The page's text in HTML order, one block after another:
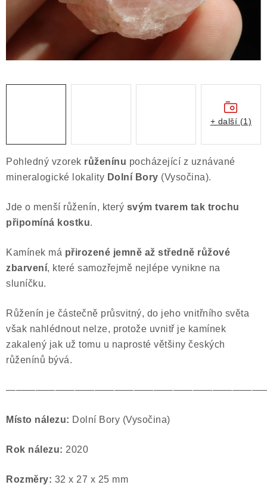
Obchodní podmínky
Podmínky ochrany osobních údajů
Poučení o právu na odstoupení od smlouvy
Puncovní značky
Výkup minerálů a drahých kamenů
Kontakt
Pohledný vzorek růženínu pocházející z uznávané
mineralogické lokality Dolní Bory (Vysočina).
Jde o menší růženín, který svým tvarem tak trochu
připomíná kostku.
Kamínek má přirozené jemně až středně růžové
zbarvení, které samozřejmě nejlépe vynikne na
sluníčku.
Růženín je částečně průsvitný, do jeho vnitřního světa
však nahlédnout nelze, protože uvnitř je kamínek
zakalený jak už tomu u naprosté většiny českých
růženínů bývá.
Místo nálezu: Dolní Bory (Vysočina)
Rok nálezu: 2020
Rozměry: 32 x 27 x 25 mm
+ další (1)